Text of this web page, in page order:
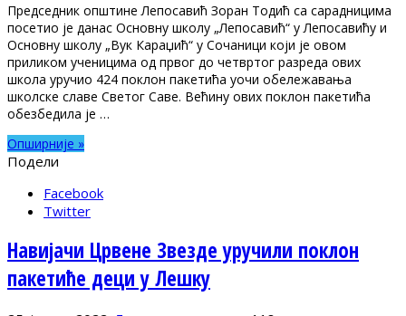
Председник општине Лепосавић Зоран Тодић са сарадницима
посетио је данас Основну школу „Лепосавић“ у Лепосавићу и
Основну школу „Вук Караџић“ у Сочаници који је овом
приликом ученицима од првог до четвртог разреда ових
школа уручио 424 поклон пакетића уочи обележавања
школске славе Светог Саве. Већину ових поклон пакетића
обезбедила је …
Опширније »
Подели
Facebook
Twitter
Навијачи Црвене Звезде уручили поклон
пакетиће деци у Лешку